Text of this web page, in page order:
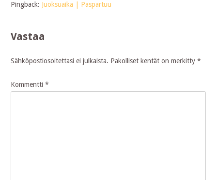
Pingback: Juoksuaika | Paspartuu
Vastaa
Sähköpostiosoitettasi ei julkaista. Pakolliset kentät on merkitty*
Kommentti*